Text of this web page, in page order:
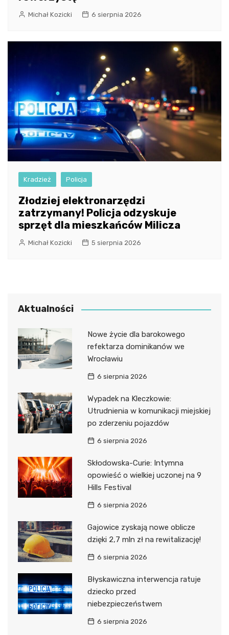
Michał Kozicki 6 sierpnia 2026
Kradzież Policja
Złodziej elektronarzędzi
zatrzymany! Policja odzyskuje
sprzęt dla mieszkańców Milicza
Michał Kozicki 5 sierpnia 2026
Aktualności
Nowe życie dla barokowego
refektarza dominikanów we
Wrocławiu
6 sierpnia 2026
Wypadek na Kleczkowie:
Utrudnienia w komunikacji miejskiej
po zderzeniu pojazdów
6 sierpnia 2026
Skłodowska-Curie: Intymna
opowieść o wielkiej uczonej na 9
Hills Festival
6 sierpnia 2026
Gajowice zyskają nowe oblicze
dzięki 2,7 mln zł na rewitalizację!
6 sierpnia 2026
Błyskawiczna interwencja ratuje
dziecko przed
niebezpieczeństwem
6 sierpnia 2026